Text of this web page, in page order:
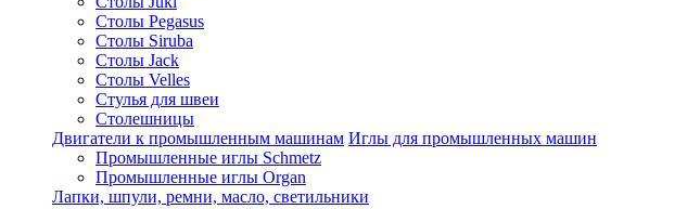
Столы Pegasus
Столы Siruba
Столы Jack
Столы Velles
Стулья для швеи
Столешницы
Двигатели к промышленным машинам Иглы для промышленных машин
Промышленные иглы Schmetz
Промышленные иглы Organ
Лапки, шпули, ремни, масло, светильники